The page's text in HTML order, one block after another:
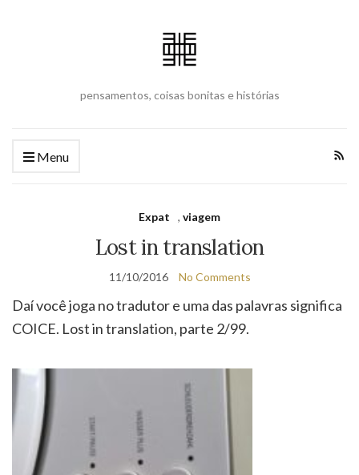
pensamentos, coisas bonitas e histórias
Menu
Expat , viagem
Lost in translation
11/10/2016 No Comments
Daí você joga no tradutor e uma das palavras significa
COICE. Lost in translation, parte 2/99.